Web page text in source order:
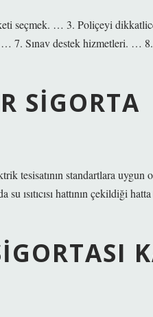
seçmek. … 3. Poliçeyi
… 7. Sınav destek hizmetleri. …
SIGORTA
tesisatının standartlara
ısıtıcısı hattının çekildiği